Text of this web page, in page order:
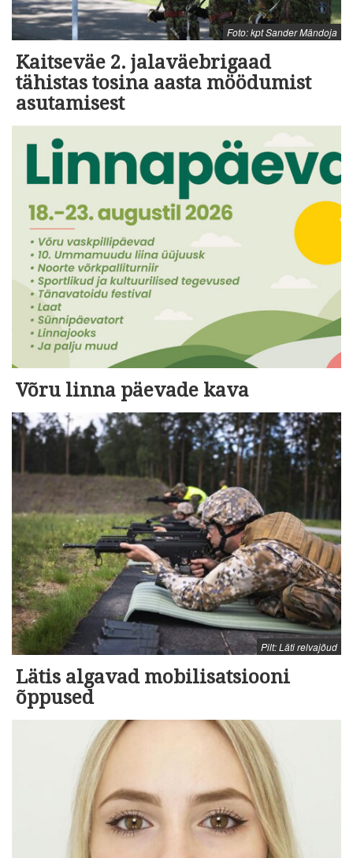
Foto: kpt Sander Mändoja
Kaitseväe 2. jalaväebrigaad
tähistas tosina aasta möödumist
asutamisest
Võru linna päevade kava
Pilt: Läti relvajõud
Lätis algavad mobilisatsiooni
õppused